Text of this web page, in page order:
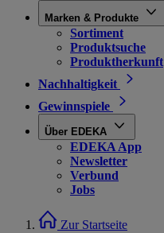
Marken & Produkte
Sortiment
Produktsuche
Produktherkunft
Nachhaltigkeit
Gewinnspiele
Über EDEKA
EDEKA App
Newsletter
Verbund
Jobs
Zur Startseite